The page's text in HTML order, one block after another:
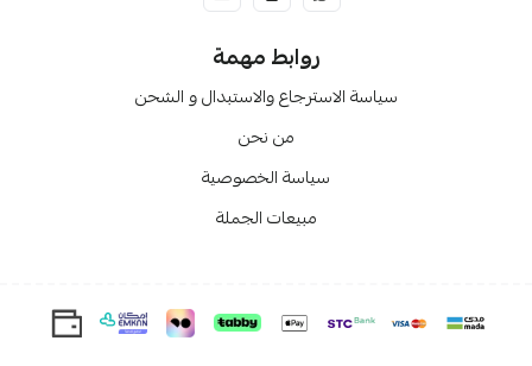
روابط مهمة
سياسة الاسترجاع والاستبدال و الشحن
من نحن
سياسة الخصوصية
مبيعات الجملة